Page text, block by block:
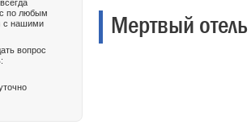
Мертвый
по любым
с нашими
вопрос